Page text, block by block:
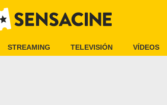
STREAMING TELEVISIÓN VÍDEOS